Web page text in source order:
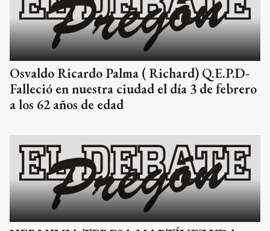
Osvaldo Ricardo Palma ( Richard) Q.E.P.D-
Falleció en nuestra ciudad el día 3 de febrero
a los 62 años de edad